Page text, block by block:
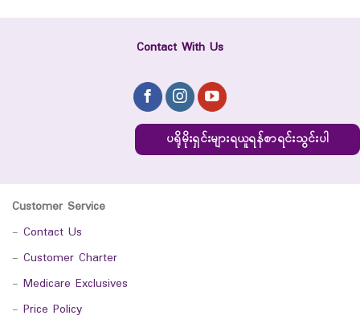
Contact With Us
ပရိုမိုးရှင်းများရယူရန်စာရင်းသွင်းပါ
Customer Service
- Contact Us
- Customer Charter
- Medicare Exclusives
- Price Policy